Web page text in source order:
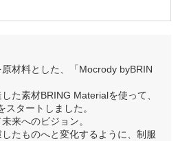
材料とした、「Mocrody byBRIN
た素材BRING Materialを使って、
スタートしました。
来へのビジョン。
たものへと変化するように、制服